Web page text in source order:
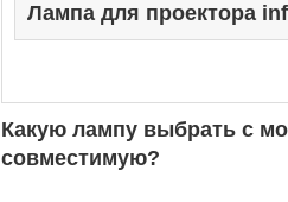
Лампа для проектора
Какую лампу выбрать с
совместимую?